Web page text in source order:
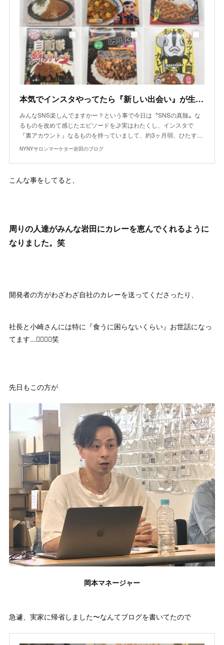
本気でインスタやってたら『新しい出会い』が生まれた話
みんなSNS楽しんでますかー？という事で今日は〝SNSの真髄〟な
るものを改めて感じたエピソードを🤳実はわたくし、インスタで
『裏アカウント』なるものを持っていまして、約3ヶ月弱、ひたす…
NYNYサロンマーケター岩田のブログ
こんな事をしてると、
周りの人達がみんな岩田にカレーを恵んでくれるように
なりました。笑
開発者の方がわざわざ自社のカレーを送ってくださったり、
社長と小崎さんには特に『食うに困らないくらい』お世話になっ
てます...🙇‍♂️🙇‍♂️笑
先日もこの方が
岡本マネージャー
急遽、実家に帰省しました〜なんてブログを書いてたので